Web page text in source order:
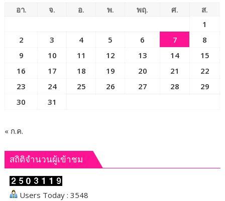
สหกรณ์
ทั่ว
ประเทศ
อา. จ. อ. พ. พฤ. ศ.
ส.
1
2
3 4 5 6 7
8
9
10 11 12 13 14
15
16
17 18 19 20 21
22
23
24 25 26 27 28
29
30
31
« ก.ค.
สถิติจำนวนผู้เข้าชม
Users Today : 3548